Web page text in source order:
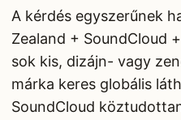
A kérdés egyszerűnek
Zealand + SoundCloud
sok kis, dizájn- vagy
márka keres globális
SoundCloud